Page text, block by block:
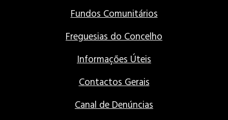
Fundos Comunitários
Freguesias do Concelho
Informações Úteis
Contactos Gerais
Canal de Denúncias